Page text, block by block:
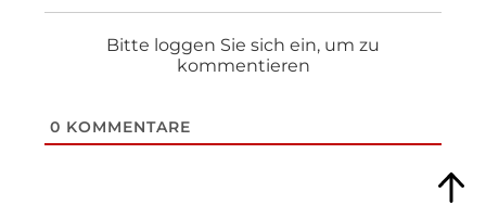
Bitte loggen Sie sich ein, um zu
kommentieren
0 KOMMENTARE